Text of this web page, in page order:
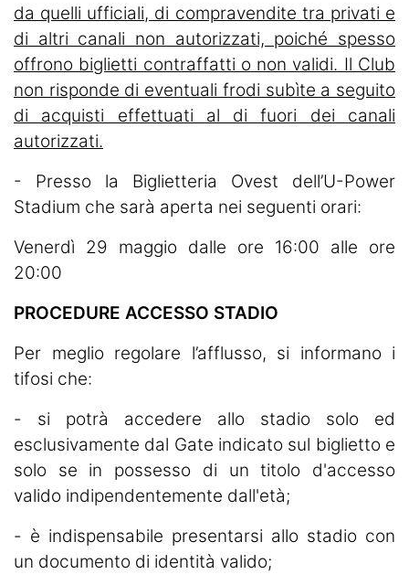
da quelli ufficiali, di compravendite tra privati e
di altri canali non autorizzati, poiché spesso
offrono biglietti contraffatti o non validi. Il Club
non risponde di eventuali frodi subìte a seguito
di acquisti effettuati al di fuori dei canali
autorizzati.
- Presso la Biglietteria Ovest dell’U-Power
Stadium che sarà aperta nei seguenti orari:
Venerdì 29 maggio dalle ore 16:00 alle ore
20:00
PROCEDURE ACCESSO STADIO
Per meglio regolare l’afflusso, si informano i
tifosi che:
- si potrà accedere allo stadio solo ed
esclusivamente dal Gate indicato sul biglietto e
solo se in possesso di un titolo d'accesso
valido indipendentemente dall'età;
- è indispensabile presentarsi allo stadio con
un documento di identità valido;